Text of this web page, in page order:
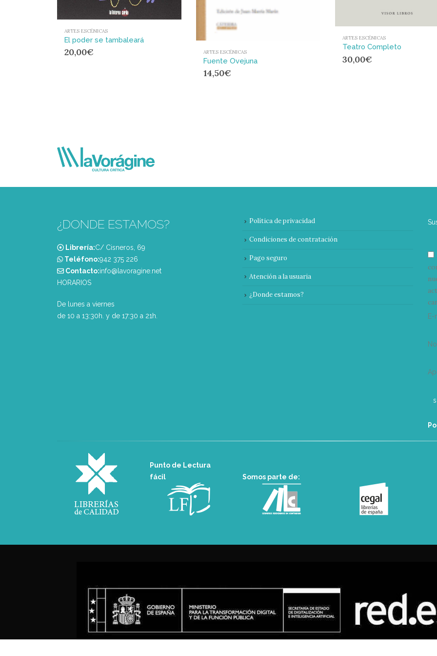
ARTES ESCÉNICAS
El poder se tambaleará
20,00€ ARTES ESCÉNICAS
Fuente Ovejuna
14,50€
ARTES ESCÉNICAS
Teatro Completo
30,00€
¿DONDE ESTAMOS?
Librería:C/ Cisneros, 69
Teléfono:‭942 375 226‬
Contacto:info@lavoragine.net
HORARIOS
De lunes a viernes
de 10 a 13:30h. y de 17:30 a 21h.
Política de privacidad
Condiciones de contratación
Pago seguro
Atención a la usuaria
¿Donde estamos?
Punto de Lectura
fácil
Somos parte de: